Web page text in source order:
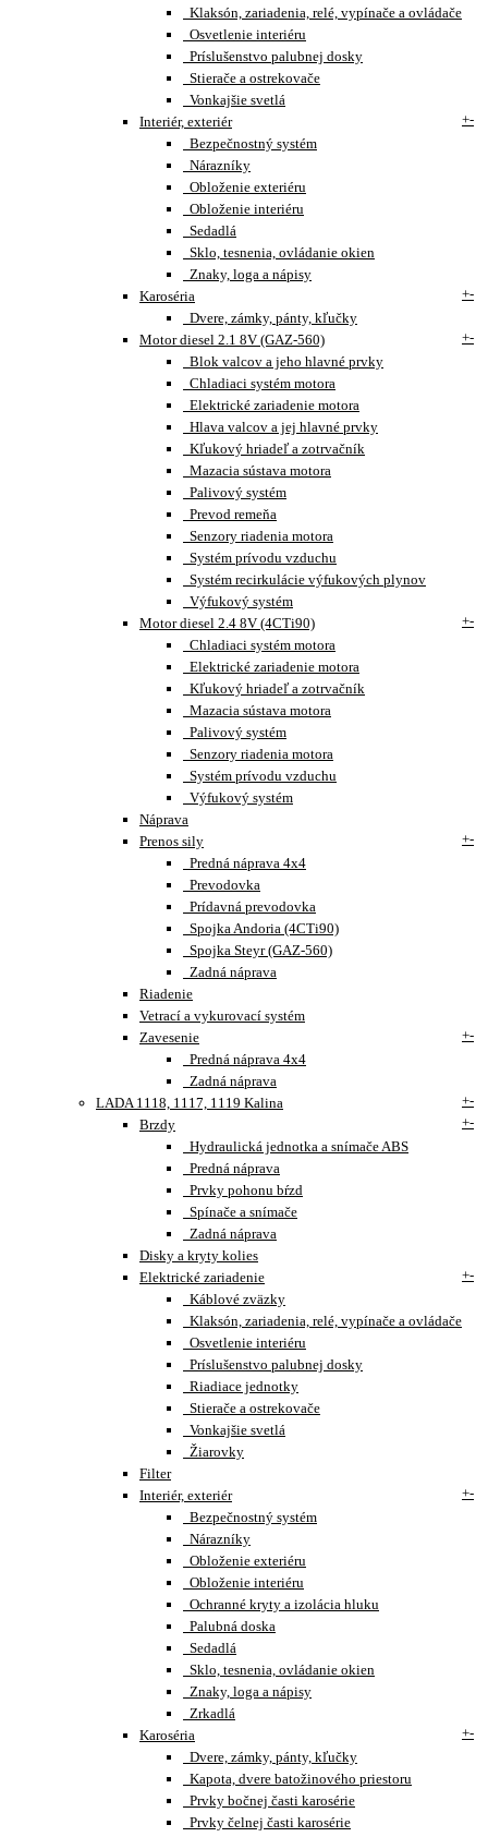
Klaksón, zariadenia, relé, vypínače a ovládače
Osvetlenie interiéru
Príslušenstvo palubnej dosky
Stierače a ostrekovače
Vonkajšie svetlá
Interiér, exteriér
+-
Bezpečnostný systém
Nárazníky
Obloženie exteriéru
Obloženie interiéru
Sedadlá
Sklo, tesnenia, ovládanie okien
Znaky, loga a nápisy
Karoséria
+-
Dvere, zámky, pánty, kľučky
Motor diesel 2.1 8V (GAZ-560)
+-
Blok valcov a jeho hlavné prvky
Chladiaci systém motora
Elektrické zariadenie motora
Hlava valcov a jej hlavné prvky
Kľukový hriadeľ a zotrvačník
Mazacia sústava motora
Palivový systém
Prevod remeňa
Senzory riadenia motora
Systém prívodu vzduchu
Systém recirkulácie výfukových plynov
Výfukový systém
Motor diesel 2.4 8V (4CTi90)
+-
Chladiaci systém motora
Elektrické zariadenie motora
Kľukový hriadeľ a zotrvačník
Mazacia sústava motora
Palivový systém
Senzory riadenia motora
Systém prívodu vzduchu
Výfukový systém
Náprava
Prenos sily
+-
Predná náprava 4x4
Prevodovka
Prídavná prevodovka
Spojka Andoria (4CTi90)
Spojka Steyr (GAZ-560)
Zadná náprava
Riadenie
Vetrací a vykurovací systém
Zavesenie
+-
Predná náprava 4x4
Zadná náprava
LADA 1118, 1117, 1119 Kalina
+-
Brzdy
+-
Hydraulická jednotka a snímače ABS
Predná náprava
Prvky pohonu bŕzd
Spínače a snímače
Zadná náprava
Disky a kryty kolies
Elektrické zariadenie
+-
Káblové zväzky
Klaksón, zariadenia, relé, vypínače a ovládače
Osvetlenie interiéru
Príslušenstvo palubnej dosky
Riadiace jednotky
Stierače a ostrekovače
Vonkajšie svetlá
Žiarovky
Filter
Interiér, exteriér
+-
Bezpečnostný systém
Nárazníky
Obloženie exteriéru
Obloženie interiéru
Ochranné kryty a izolácia hluku
Palubná doska
Sedadlá
Sklo, tesnenia, ovládanie okien
Znaky, loga a nápisy
Zrkadlá
Karoséria
+-
Dvere, zámky, pánty, kľučky
Kapota, dvere batožinového priestoru
Prvky bočnej časti karosérie
Prvky čelnej časti karosérie